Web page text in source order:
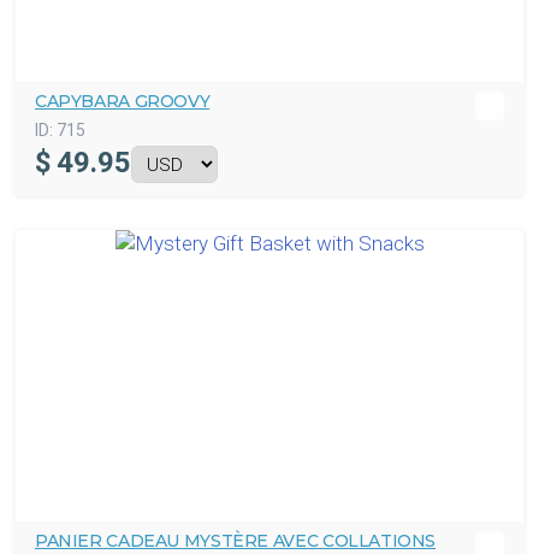
CAPYBARA GROOVY
ID: 715
$ 49.95
PANIER CADEAU MYSTÈRE AVEC COLLATIONS